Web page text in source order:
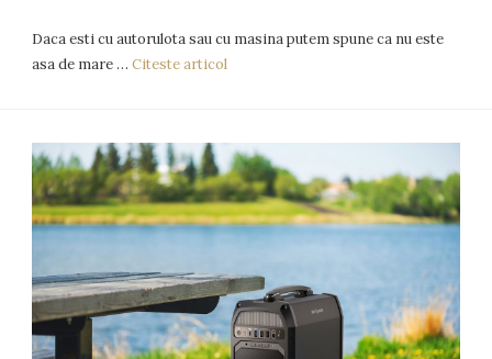
Daca esti cu autorulota sau cu masina putem spune ca nu este
asa de mare …Citeste articol